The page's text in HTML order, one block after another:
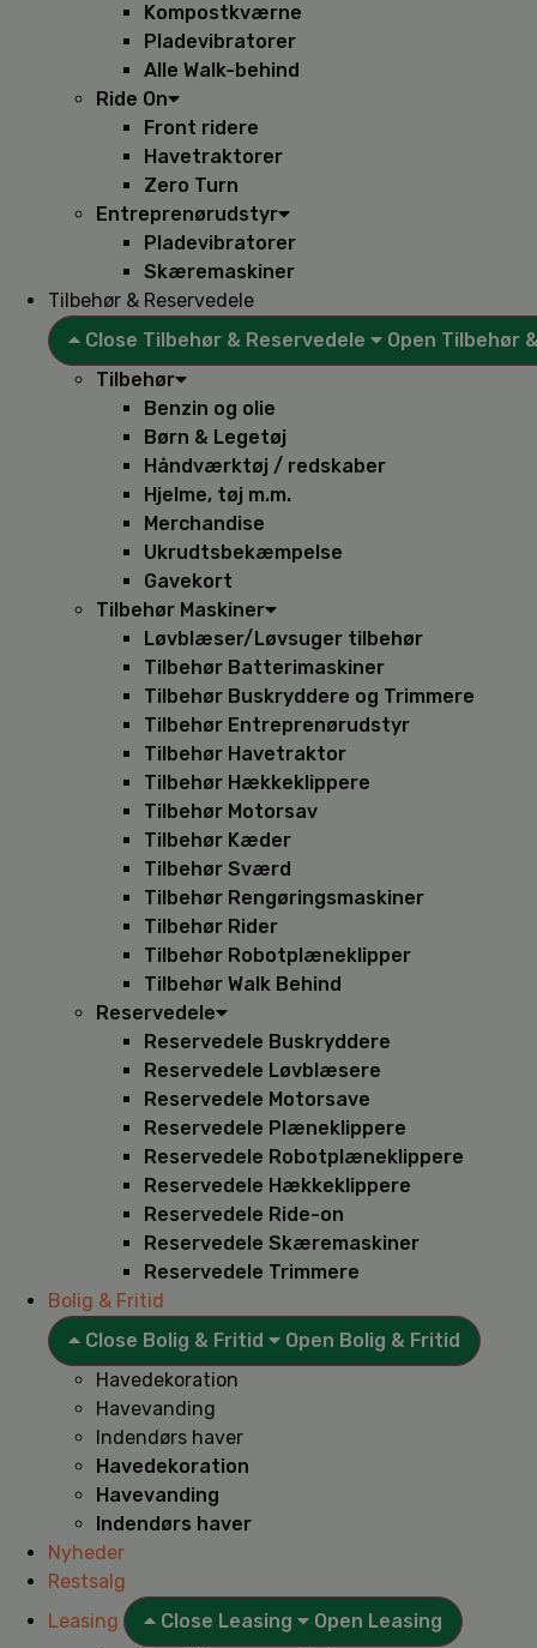
Kompostkværne
Pladevibratorer
Alle Walk-behind
Ride On
Front ridere
Havetraktorer
Zero Turn
Entreprenørudstyr
Pladevibratorer
Skæremaskiner
Tilbehør & Reservedele
Close Tilbehør & Reservedele
Open Tilbehør
Tilbehør
Benzin og olie
Børn & Legetøj
Håndværktøj / redskaber
Hjelme, tøj m.m.
Merchandise
Ukrudtsbekæmpelse
Gavekort
Tilbehør Maskiner
Løvblæser/Løvsuger tilbehør
Tilbehør Batterimaskiner
Tilbehør Buskryddere og Trimmere
Tilbehør Entreprenørudstyr
Tilbehør Havetraktor
Tilbehør Hækkeklippere
Tilbehør Motorsav
Tilbehør Kæder
Tilbehør Sværd
Tilbehør Rengøringsmaskiner
Tilbehør Rider
Tilbehør Robotplæneklipper
Tilbehør Walk Behind
Reservedele
Reservedele Buskryddere
Reservedele Løvblæsere
Reservedele Motorsave
Reservedele Plæneklippere
Reservedele Robotplæneklippere
Reservedele Hækkeklippere
Reservedele Ride-on
Reservedele Skæremaskiner
Reservedele Trimmere
Bolig & Fritid
Close Bolig & Fritid
Open Bolig & Fritid
Havedekoration
Havevanding
Indendørs haver
Havedekoration
Havevanding
Indendørs haver
Nyheder
Restsalg
Leasing
Close Leasing
Open Leasing